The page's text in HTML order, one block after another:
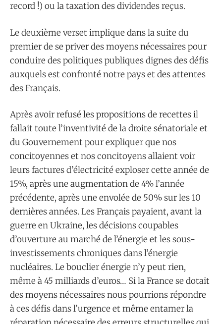
record !) ou la taxation des dividendes reçus.
Le deuxième verset implique dans la suite du
premier de se priver des moyens nécessaires pour
conduire des politiques publiques dignes des défis
auxquels est confronté notre pays et des attentes
des Français.
Après avoir refusé les propositions de recettes il
fallait toute l’inventivité de la droite sénatoriale et
du Gouvernement pour expliquer que nos
concitoyennes et nos concitoyens allaient voir
leurs factures d’électricité exploser cette année de
15%, après une augmentation de 4% l’année
précédente, après une envolée de 50% sur les 10
dernières années. Les Français payaient, avant la
guerre en Ukraine, les décisions coupables
d’ouverture au marché de l’énergie et les sous-
investissements chroniques dans l’énergie
nucléaires. Le bouclier énergie n’y peut rien,
même à 45 milliards d’euros… Si la France se dotait
des moyens nécessaires nous pourrions répondre
à ces défis dans l’urgence et même entamer la